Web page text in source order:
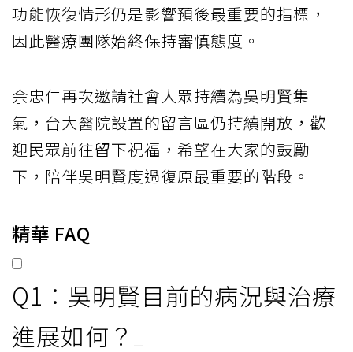
功能恢復情形仍是影響預後最重要的指標，
因此醫療團隊始終保持審慎態度。
余忠仁再次邀請社會大眾持續為吳明賢集
氣，台大醫院設置的留言區仍持續開放，歡
迎民眾前往留下祝福，希望在大家的鼓勵
下，陪伴吳明賢度過復原最重要的階段。
精華 FAQ
Q1：吳明賢目前的病況與治療
進展如何？